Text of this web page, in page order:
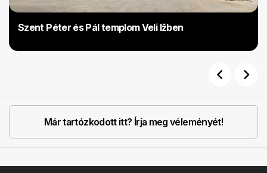
Szent Péter és Pál templom Veli Ižben
Már tartózkodott itt? Írja meg véleményét!